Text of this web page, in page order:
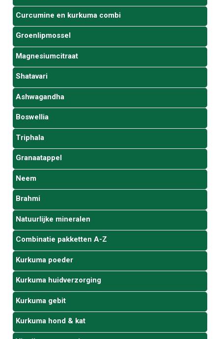
Curcumine en kurkuma combi
Groenlipmossel
Magnesiumcitraat
Shatavari
Ashwagandha
Boswellia
Triphala
Granaatappel
Neem
Brahmi
Natuurlijke mineralen
Combinatie pakketten A-Z
Kurkuma poeder
Kurkuma huidverzorging
Kurkuma gebit
Kurkuma hond & kat